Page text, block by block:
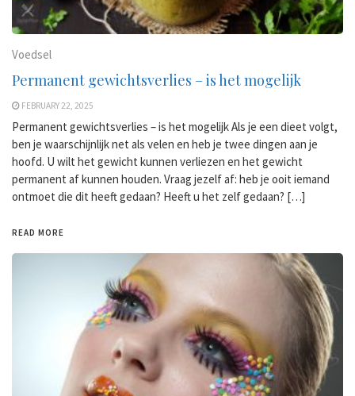
Voedsel
Permanent gewichtsverlies – is het mogelijk
FEBRUARY 22, 2025
Permanent gewichtsverlies – is het mogelijk Als je een dieet volgt,
ben je waarschijnlijk net als velen en heb je twee dingen aan je
hoofd. U wilt het gewicht kunnen verliezen en het gewicht
permanent af kunnen houden. Vraag jezelf af: heb je ooit iemand
ontmoet die dit heeft gedaan? Heeft u het zelf gedaan? […]
READ MORE